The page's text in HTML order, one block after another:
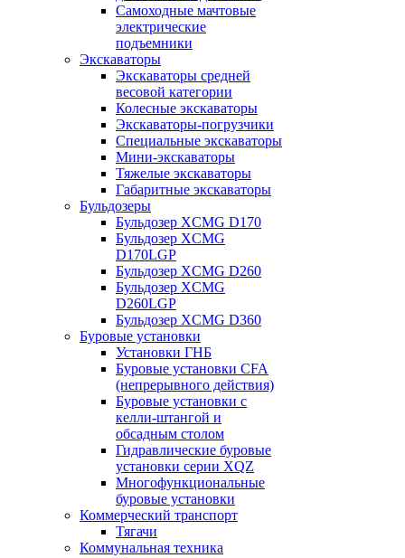
Самоходные мачтовые
электрические
подъемники
Экскаваторы
Экскаваторы средней
весовой категории
Колесные экскаваторы
Экскаваторы-погрузчики
Специальные экскаваторы
Мини-экскаваторы
Тяжелые экскаваторы
Габаритные экскаваторы
Бульдозеры
Бульдозер XCMG D170
Бульдозер XCMG
D170LGP
Бульдозер XCMG D260
Бульдозер XCMG
D260LGP
Бульдозер XCMG D360
Буровые установки
Установки ГНБ
Буровые установки CFA
(непрерывного действия)
Буровые установки с
келли-штангой и
обсадным столом
Гидравлические буровые
установки серии XQZ
Многофункциональные
буровые установки
Коммерческий транспорт
Тягачи
Коммунальная техника